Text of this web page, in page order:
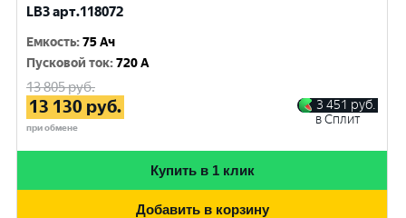
LB3 арт.118072
Емкость:75 Ач
Пусковой ток:720 A
13 805руб.
13 130 руб.
при обмене
3 451 руб.
в Сплит
Купить в 1 клик
Добавить в корзину